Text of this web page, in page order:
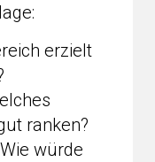
erzielt
ranken?
würde